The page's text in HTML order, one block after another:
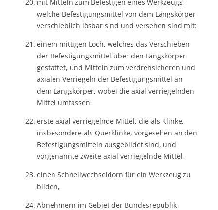
mit Mitteln zum Befestigen eines Werkzeugs,
welche Befestigungsmittel von dem Längskörper
verschieblich lösbar sind und versehen sind mit:
einem mittigen Loch, welches das Verschieben
der Befestigungsmittel über den Längskörper
gestattet, und Mitteln zum verdrehsicheren und
axialen Verriegeln der Befestigungsmittel an
dem Längskörper, wobei die axial verriegelnden
Mittel umfassen:
erste axial verriegelnde Mittel, die als Klinke,
insbesondere als Querklinke, vorgesehen an den
Befestigungsmitteln ausgebildet sind, und
vorgenannte zweite axial verriegelnde Mittel,
einen Schnellwechseldorn für ein Werkzeug zu
bilden,
Abnehmern im Gebiet der Bundesrepublik